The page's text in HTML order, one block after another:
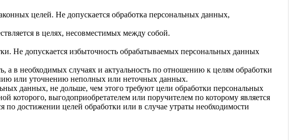
целей. Не допускается обработка персональных данных,
в целях, несовместимых между собой.
Не допускается избыточность обрабатываемых персональных данных
а в необходимых случаях и актуальность по отношению к целям обработки
или уточнению неполных или неточных данных.
данных, не дольше, чем этого требуют цели обработки персональных
которого, выгодоприобретателем или поручителем по которому является
достижении целей обработки или в случае утраты необходимости